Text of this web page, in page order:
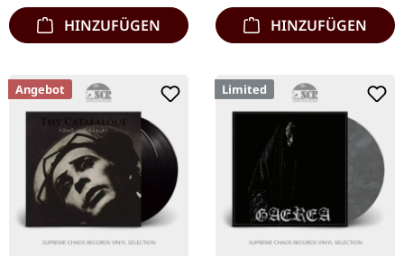
HINZUFÜGEN HINZUFÜGEN
Angebot Limited